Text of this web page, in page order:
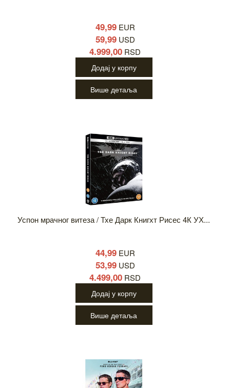
49,99EUR
59,99USD
4.999,00 RSD
Додај у корпу
Више детаља
Успон мрачног витеза / Тхе Дарк Книгхт Рисес 4К УХ...
44,99EUR
53,99USD
4.499,00 RSD
Додај у корпу
Више детаља